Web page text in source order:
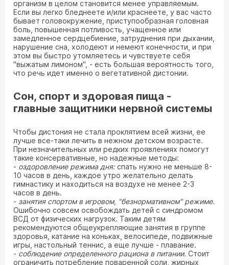
организм в целом становится менее управляемым.
Если вы легко бледнеете и/или краснеете, у вас часто
бывает головокружение, приступообразная головная
боль, повышенная потливость, учащенное или
замедленное сердцебиение, затруднения при дыхании,
нарушение сна, холодеют и немеют конечности, и при
этом вы быстро утомляетесь и чувствуете себя
"выжатым лимоном", - есть большая вероятность того,
что речь идет именно о вегетативной дистонии.
Сон, спорт и здоровая пища -
главные защитники нервной системы
Чтобы дистония не стала проклятием всей жизни, ее
лучше все-таки лечить в нежном детском возрасте.
При незначительных или редких проявлениях помогут
такие консервативные, но надежные методы:
- оздоровление режима дня:спать нужно не меньше 8-
10 часов в день, каждое утро желательно делать
гимнастику и находиться на воздухе не менее 2-3
часов в день.
- занятия спортом в игровом, "безнормативном" режиме.
Ошибочно совсем освобождать детей с синдромом
ВСД от физических нагрузок. Таким детям
рекомендуются общеукрепляющие занятия в группе
здоровья, катание на коньках, велосипеде, подвижные
игры, настольный теннис, а еще лучше - плавание.
- соблюдение определенного рациона в питании. Стоит
ограничить потребление поваренной соли, жирных